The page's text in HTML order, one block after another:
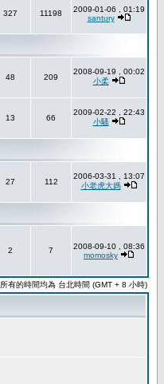
327 11198
2009-01-06 , 01:19
santury
48 209
2008-09-19 , 00:02
小柔
13 66
2009-02-22 , 22:43
小騷
27 112
2006-03-31 , 13:07
小老虎大媽
2 7
2008-09-10 , 08:36
momosky
所有的時間均為 台北時間 (GMT + 8 小時)